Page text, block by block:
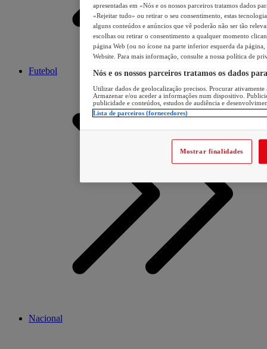
Futebol
Nacional
apresentadas em «Nós e os nossos parceiros tratamos dados
«Rejeitar tudo» ou retirar o seu consentimento, estas
alguns conteúdos e anúncios que vê poderão não ser tão
escolhas ou retirar o consentimento a qualquer momento
página Web (ou no ícone na parte inferior esquerda da página,
Website. Para mais informação, consulte a nossa política de
Nós e os nossos parceiros tratamos os dados
Utilizar dados de geolocalização precisos. Procurar
Armazenar e/ou aceder a informações num dispositivo.
publicidade e conteúdos, estudos de audiência e
Lista de parceiros (fornecedores)
Mostrar finalidades